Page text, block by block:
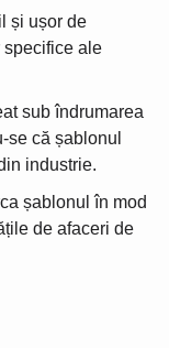
și ușor de
specifice ale
sub îndrumarea
că șablonul
industrie.
șablonul în mod
de afaceri de